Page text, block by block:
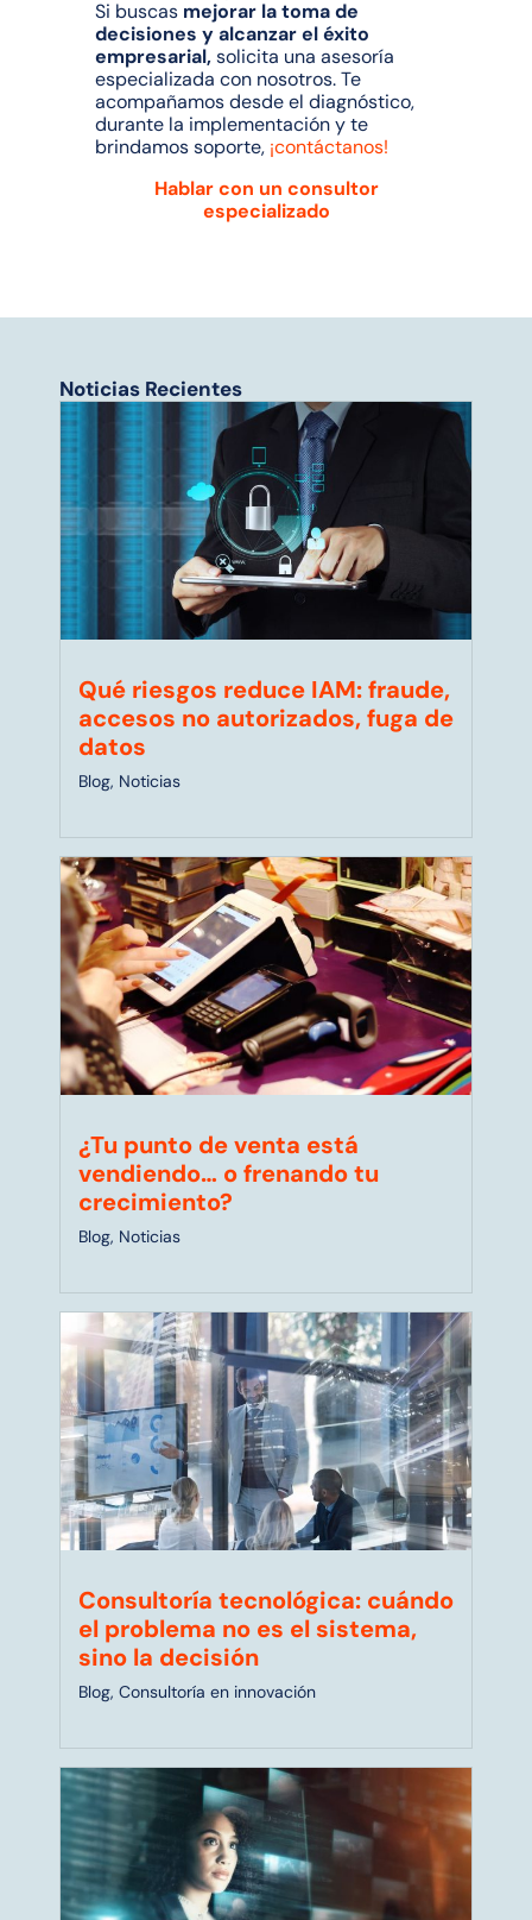
Noticias Recientes
Qué riesgos reduce IAM: fraude,
accesos no autorizados, fuga de
datos
Blog, Noticias
¿Tu punto de venta está
vendiendo… o frenando tu
crecimiento?
Blog, Noticias
Consultoría tecnológica: cuándo
el problema no es el sistema,
sino la decisión
Blog, Consultoría en innovación
Si buscas mejorar la toma de
decisiones y alcanzar el éxito
empresarial,solicita una asesoría
especializada con nosotros. Te
acompañamos desde el diagnóstico,
durante la implementación y te
brindamos soporte, ¡contáctanos!
Hablar con un consultor
especializado